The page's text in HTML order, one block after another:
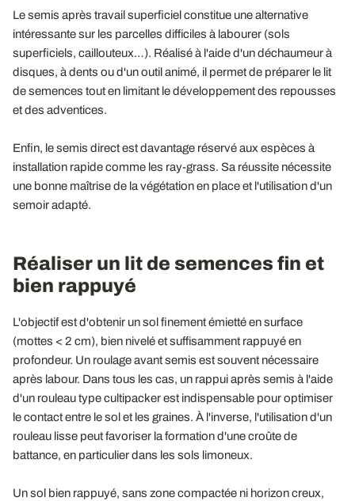
Le semis après travail superficiel constitue une alternative
intéressante sur les parcelles difficiles à labourer (sols
superficiels, caillouteux…). Réalisé à l'aide d'un déchaumeur à
disques, à dents ou d'un outil animé, il permet de préparer le lit
de semences tout en limitant le développement des repousses
et des adventices.
Enfin, le semis direct est davantage réservé aux espèces à
installation rapide comme les ray-grass. Sa réussite nécessite
une bonne maîtrise de la végétation en place et l'utilisation d'un
semoir adapté.
Réaliser un lit de semences fin et
bien rappuyé
L'objectif est d'obtenir un sol finement émietté en surface
(mottes < 2 cm), bien nivelé et suffisamment rappuyé en
profondeur. Un roulage avant semis est souvent nécessaire
après labour. Dans tous les cas, un rappui après semis à l'aide
d'un rouleau type cultipacker est indispensable pour optimiser
le contact entre le sol et les graines. À l'inverse, l'utilisation d'un
rouleau lisse peut favoriser la formation d'une croûte de
battance, en particulier dans les sols limoneux.
Un sol bien rappuyé, sans zone compactée ni horizon creux,